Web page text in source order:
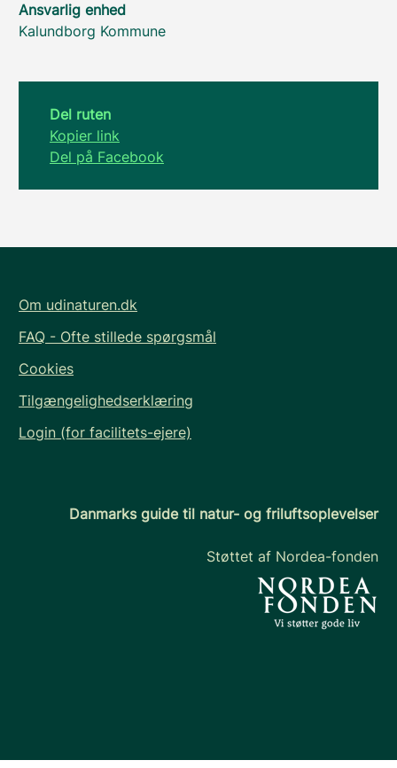
Ansvarlig enhed
Kalundborg Kommune
Del ruten
Kopier link
Del på Facebook
Om udinaturen.dk
FAQ - Ofte stillede spørgsmål
Cookies
Tilgængelighedserklæring
Login (for facilitets-ejere)
Danmarks guide til natur- og friluftsoplevelser
Støttet af Nordea-fonden